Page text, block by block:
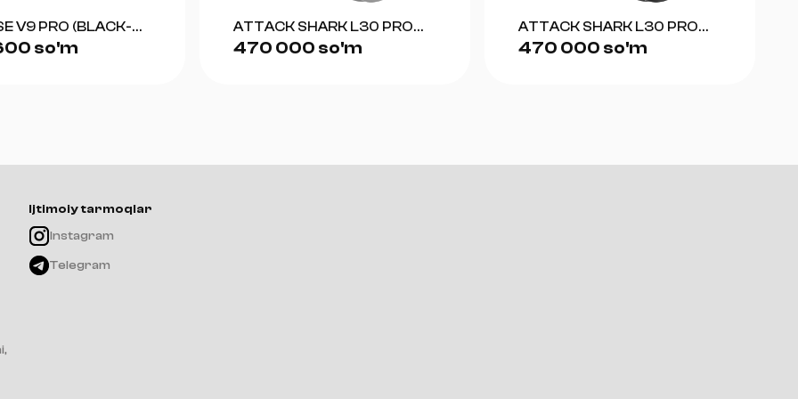
V9 PRO (BLACK-
so'm
ATTACK SHARK L30 PRO
(WHITE+SILVER)
470 000 so'm
ATTACK SHARK L30 PRO
(BLACK+RED)
470 000 so'm
Ijtimoiy tarmoqlar
Instagram
Telegram